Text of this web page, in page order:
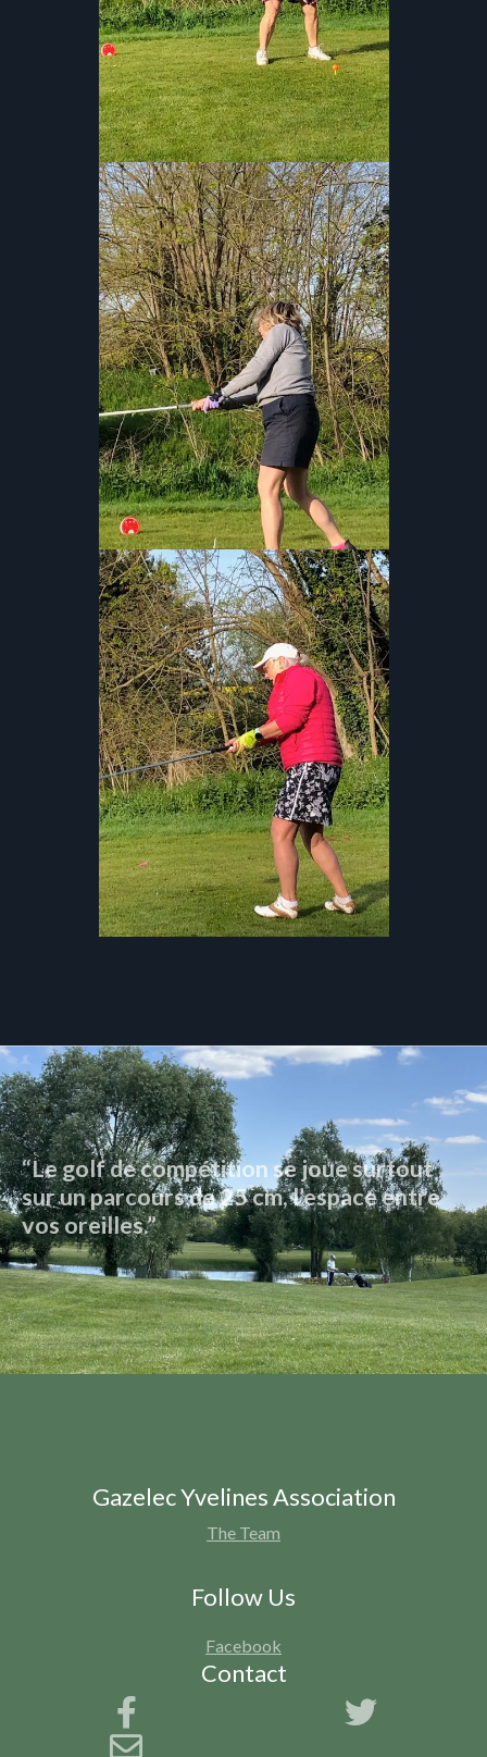
“Le golf de compétition se joue surtout
sur un parcours de 25 cm, l’espace entre
vos oreilles.”
Gazelec Yvelines Association
The Team
Follow Us
Facebook
Contact